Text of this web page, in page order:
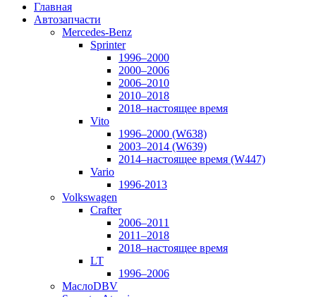
Главная
Автозапчасти
Mercedes-Benz
Sprinter
1996–2000
2000–2006
2006–2010
2010–2018
2018–настоящее время
Vito
1996–2000 (W638)
2003–2014 (W639)
2014–настоящее время (W447)
Vario
1996-2013
Volkswagen
Crafter
2006–2011
2011–2018
2018–настоящее время
LT
1996–2006
МаслоDBV